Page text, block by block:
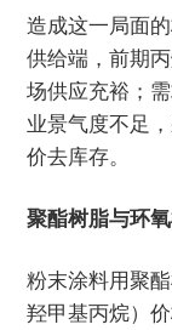
造成这一局面
供给端，前期
场供应充裕；
业景气度不足
价去库存。
聚酯树脂与环
粉末涂料用聚
羟甲基丙烷）